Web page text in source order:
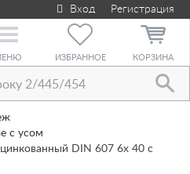
Вход Регистрация
Toggle
ИЗБРАННОЕ КОРЗИНА
с усом
DIN 607 6х 40 с